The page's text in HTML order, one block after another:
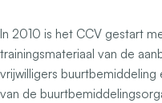
In 2010 is het CCV gestart
trainingsmateriaal van de
vrijwilligers buurtbemiddeling
van de